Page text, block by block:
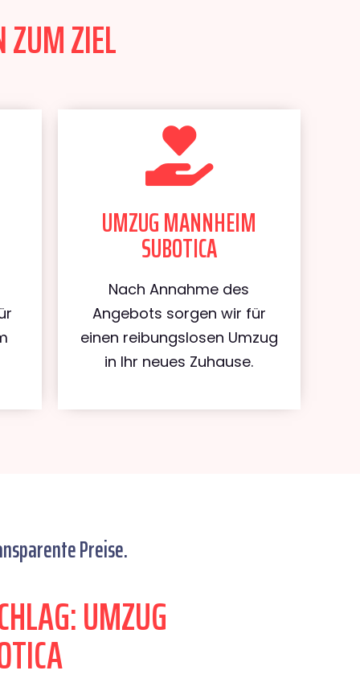
ZIEL
UMZUG MANNHEIM
SUBOTICA
Nach Annahme des
Angebots sorgen wir für
einen reibungslosen Umzug
in Ihr neues Zuhause.
Preise.
UMZUG